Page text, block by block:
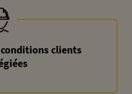
clients